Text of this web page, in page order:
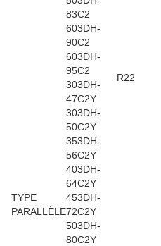
R22
83C2
603DH-
90C2
603DH-
95C2
TYPE
PARALLÈLE
303DH-
47C2Y
303DH-
50C2Y
353DH-
56C2Y
403DH-
64C2Y
453DH-
72C2Y
503DH-
80C2Y